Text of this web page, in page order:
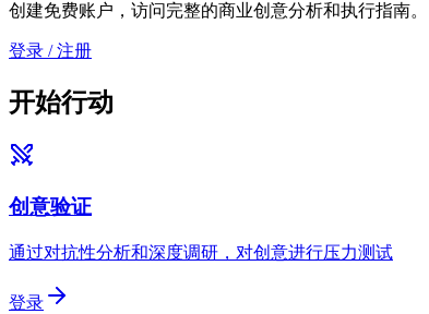
创建免费账户，访问完整的商业创意分析和执行指南。
登录 / 注册
开始行动
创意验证
通过对抗性分析和深度调研，对创意进行压力测试
登录